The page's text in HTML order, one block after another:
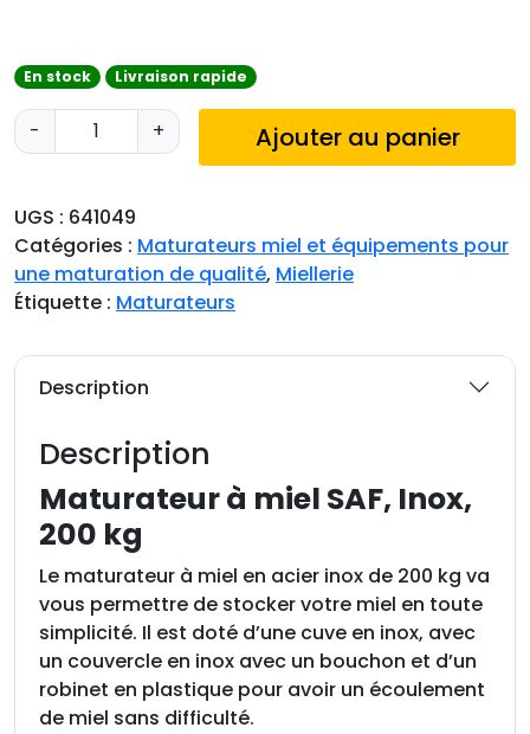
En stock Livraison rapide
-
q
u
n
t
i
t
+ Ajouter au panier
UGS : 641049
Catégories : Maturateurs miel et équipements pour
une maturation de qualité, Miellerie
Étiquette : Maturateurs
Description
Description
Maturateur à miel SAF, Inox,
200 kg
Le maturateur à miel en acier inox de 200 kg va
vous permettre de stocker votre miel en toute
simplicité. Il est doté d’une cuve en inox, avec
un couvercle en inox avec un bouchon et d’un
robinet en plastique pour avoir un écoulement
de miel sans difficulté.